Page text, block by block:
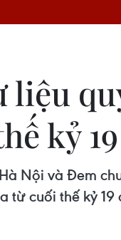
liệu
kỷ 19
Nội và Đem
từ cuối thế kỷ